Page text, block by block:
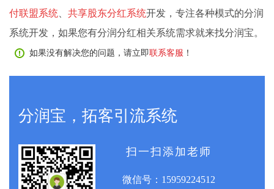
付联盟系统
共享股东分红系统开发，专注各种模式的分润
系统开发，如果您有分润分红相关系统需求就来找分润宝。
如果没有解决您的问题，请立即联系客服 ！
分润宝，拓客引流系统
扫一扫添加老师
微信号： 15959224512